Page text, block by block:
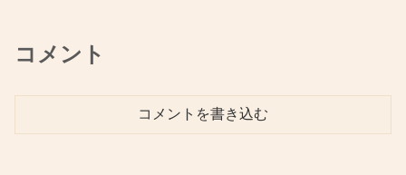
コメント
コメントを書き込む